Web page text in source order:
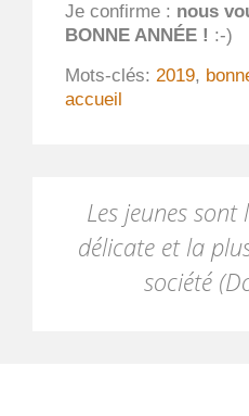
Je confirme : nous
BONNE ANNÉE ! :-)
Mots-clés: 2019,
accueil
Les jeunes
délicate et la
société